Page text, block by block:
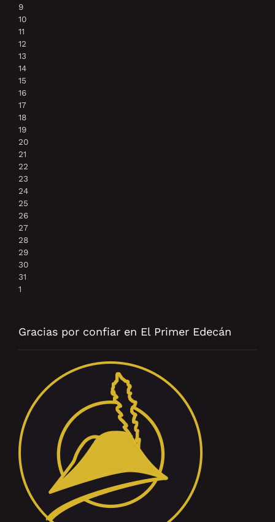
9
10
11
12
13
14
15
16
17
18
19
20
21
22
23
24
25
26
27
28
29
30
31
1
Gracias por confiar en El Primer Edecán